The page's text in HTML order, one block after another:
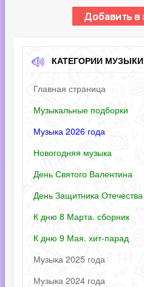
КАТЕГОРИИ МУЗЫКИ
Главная страница
Музыкальные подборки
Музыка 2026 года
Новогодняя музыка
День Святого Валентина
День Защитника Отечества
К дню 8 Марта. сборник
К дню 9 Мая. хит-парад
Музыка 2025 года
Музыка 2024 года